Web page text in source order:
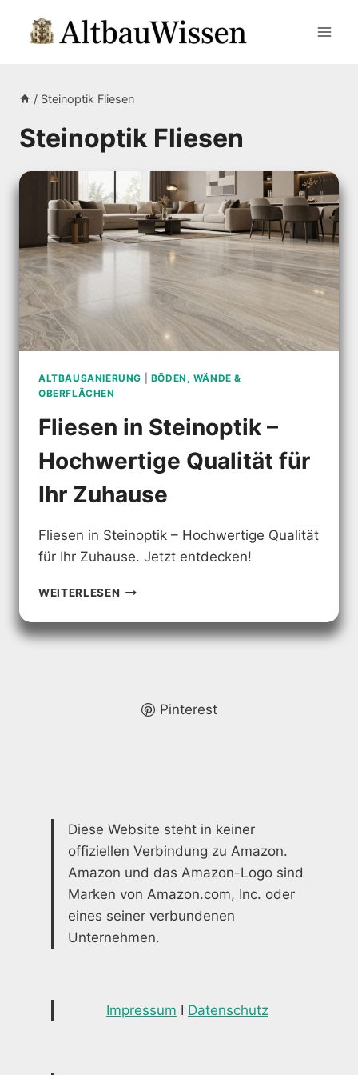
Inhalt
/ Steinoptik Fliesen
Steinoptik Fliesen
ALTBAUSANIERUNG
BÖDEN, WÄNDE &
OBERFLÄCHEN
Fliesen in Steinoptik –
Hochwertige Qualität für
Ihr Zuhause
Fliesen in Steinoptik – Hochwertige Qualität
für Ihr Zuhause. Jetzt entdecken!
WEITERLESEN FLIESEN
STEINOPTIK
–
Pinterest
Diese Website steht in keiner
offiziellen Verbindung zu Amazon.
Amazon und das Amazon-Logo sind
Marken von Amazon.com, Inc. oder
eines seiner verbundenen
Unternehmen.
Impressum I Datenschutz